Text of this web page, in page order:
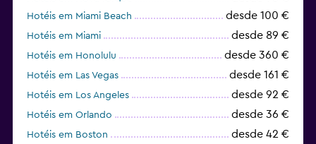
Hotéis em Miami Beach desde 100 €
Hotéis em Miami desde 89 €
Hotéis em Honolulu desde 360 €
Hotéis em Las Vegas desde 161 €
Hotéis em Los Angeles desde 92 €
Hotéis em Orlando desde 36 €
Hotéis em Boston desde 42 €